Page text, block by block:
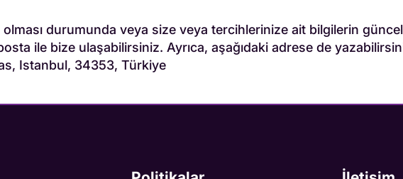
durumunda veya size veya tercihlerinize ait bilgilerin
ile bize ulaşabilirsiniz. Ayrıca, aşağıdaki adrese de
Istanbul, 34353, Türkiye